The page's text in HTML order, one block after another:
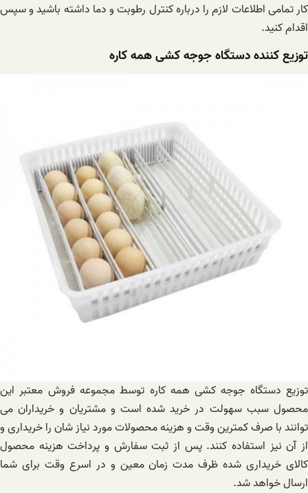
کار تمامی اطلاعات لازم را درباره کنترل رطوبت و دما داشته باشید و سپس
اقدام کنید.
توزیع کننده دستگاه جوجه کشی همه کاره
توزیع دستگاه جوجه کشی همه کاره توسط مجموعه فروش معتبر این
محصول سبب سهولت در خرید شده است و مشتریان و خریداران می
توانند با صرف کمترین وقت و هزینه محصولات مورد نیاز شان را خریداری و
از آن نیز استفاده کنند. پس از ثبت سفارش و پرداخت هزینه محصول
کالای خریداری شده ظرف مدت زمان معین و در اسرع وقت برای شما
ارسال خواهد شد.